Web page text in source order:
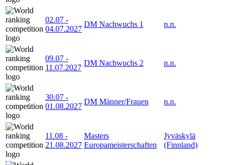
02.07 -
04.07.2027
DM Nachwuchs 1 n.n.
09.07 -
11.07.2027
DM Nachwuchs 2 n.n.
30.07 -
01.08.2027
DM Männer/Frauen n.n.
11.08 -
21.08.2027
Masters
Europameisterschaften
Jyväskylä
(Finnland)